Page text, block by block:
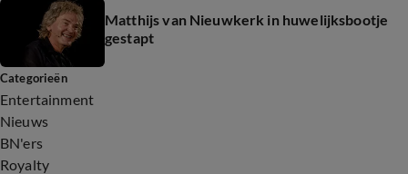
Matthijs van Nieuwkerk in huwelijksbootje
gestapt
Categorieën
Entertainment
Nieuws
BN'ers
Royalty